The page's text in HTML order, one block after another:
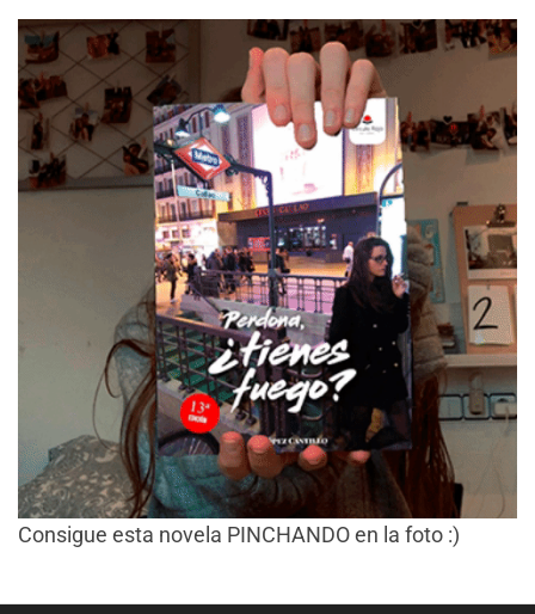
Consigue esta novela PINCHANDO en la foto :)